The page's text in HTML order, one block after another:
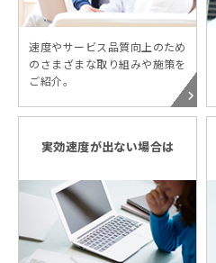
速度やサービス品質向上のため
のさまざまな取り組みや施策を
ご紹介。
実効速度が出ない場合は